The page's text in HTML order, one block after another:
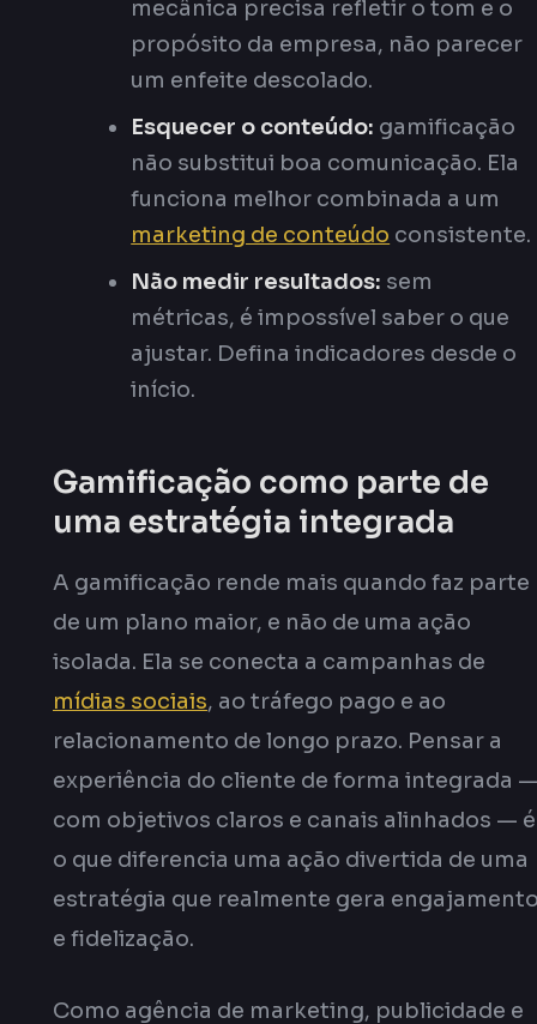
mecânica precisa refletir o tom e o
propósito da empresa, não parecer
um enfeite descolado.
Esquecer o conteúdo: gamificação
não substitui boa comunicação. Ela
funciona melhor combinada a um
marketing de conteúdo consistente.
Não medir resultados: sem
métricas, é impossível saber o que
ajustar. Defina indicadores desde o
início.
Gamificação como parte de
uma estratégia integrada
A gamificação rende mais quando faz parte
de um plano maior, e não de uma ação
isolada. Ela se conecta a campanhas de
mídias sociais, ao tráfego pago e ao
relacionamento de longo prazo. Pensar a
experiência do cliente de forma integrada
com objetivos claros e canais alinhados — é
o que diferencia uma ação divertida de uma
estratégia que realmente gera
e fidelização.
Como agência de marketing, publicidade e